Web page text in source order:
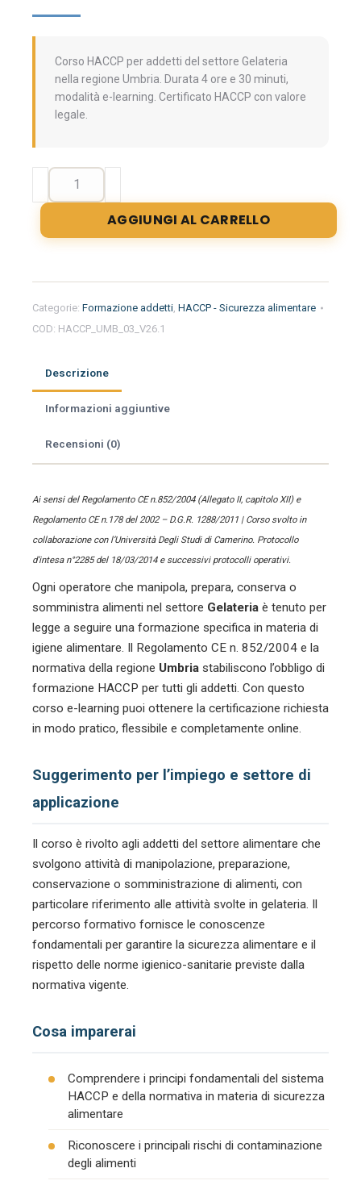
Corso HACCP per addetti del settore Gelateria
nella regione Umbria. Durata 4 ore e 30 minuti,
modalità e-learning. Certificato HACCP con valore
legale.
Formazione
per
addetti
alimentare
regione
Umbria
Gelateria
quantità
AGGIUNGI AL CARRELLO
Categorie: Formazione addetti, HACCP - Sicurezza alimentare
COD: HACCP_UMB_03_V26.1
Descrizione
Informazioni aggiuntive
Recensioni (0)
Ai sensi del Regolamento CE n.852/2004 (Allegato II, capitolo XII) e
Regolamento CE n.178 del 2002 – D.G.R. 1288/2011 | Corso svolto in
collaborazione con l’Università Degli Studi di Camerino. Protocollo
d’intesa n°2285 del 18/03/2014 e successivi protocolli operativi.
Ogni operatore che manipola, prepara, conserva o
somministra alimenti nel settore Gelateria è tenuto per
legge a seguire una formazione specifica in materia di
igiene alimentare. Il Regolamento CE n. 852/2004 e la
normativa della regione Umbria stabiliscono l’obbligo di
formazione HACCP per tutti gli addetti. Con questo
corso e-learning puoi ottenere la certificazione richiesta
in modo pratico, flessibile e completamente online.
Suggerimento per l’impiego e settore di
applicazione
Il corso è rivolto agli addetti del settore alimentare che
svolgono attività di manipolazione, preparazione,
conservazione o somministrazione di alimenti, con
particolare riferimento alle attività svolte in gelateria. Il
percorso formativo fornisce le conoscenze
fondamentali per garantire la sicurezza alimentare e il
rispetto delle norme igienico-sanitarie previste dalla
normativa vigente.
Cosa imparerai
Comprendere i principi fondamentali del sistema
HACCP e della normativa in materia di sicurezza
alimentare
Riconoscere i principali rischi di contaminazione
degli alimenti